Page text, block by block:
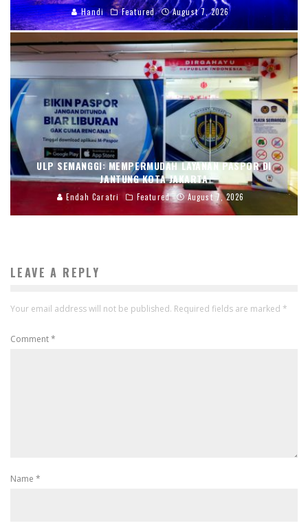
Handi Featured August 7, 2026
ULP SEMANGGI: MEMPERMUDAH LAYANAN PASPOR DI
JANTUNG KOTA JAKARTA
Endah Caratri Featured August 7, 2026
LEAVE A REPLY
Your email address will not be published. Required fields are marked *
Comment*
Name *